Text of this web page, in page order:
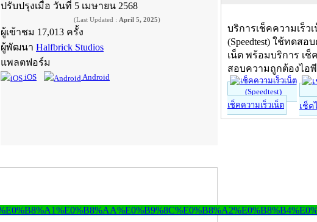
ปรับปรุงเมื่อ วันที่ 5 เมษายน 2568
(Last Updated : April 5, 2025)
ผู้เข้าชม 17,013 ครั้ง
ผู้พัฒนา Halfbrick Studios
แพลตฟอร์ม
iOS Android
บริการเช็คความเร็ว
(Speedtest) ใช้ทดสอ
เน็ต พร้อมบริการ เช็
สอบความถูกต้องไอ
เช็คความเร็วเน็ต เช็ค